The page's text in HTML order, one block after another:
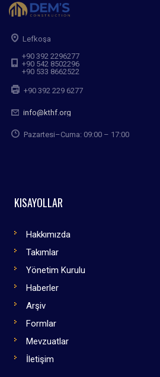
Lefkoşa
+90 392 2296277
+90 542 8502296
+90 533 8662522
+90 392 229 6277
info@kthf.org
Pazartesi–Cuma: 09:00 – 17:00
KISAYOLLAR
Hakkımızda
Takımlar
Yönetim Kurulu
Haberler
Arşiv
Formlar
Mevzuatlar
İletişim